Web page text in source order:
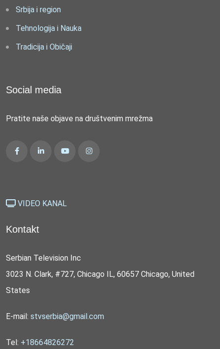
Srbija i region
Tehnologija i Nauka
Tradicija i Običaji
Social media
Pratite naše objave na društvenim mrežma
VIDEO KANAL
Kontakt
Serbian Television Inc
3023 N. Clark, #727, Chicago IL, 60657 Chicago, United
States
E-mail: stvserbia@gmail.com
Tel: +18664826272